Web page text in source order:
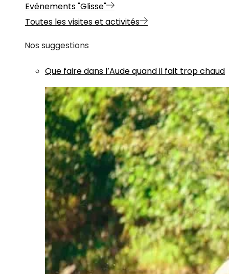
Evénements "Glisse"
Toutes les visites et activités
Nos suggestions
Que faire dans l’Aude quand il fait trop chaud